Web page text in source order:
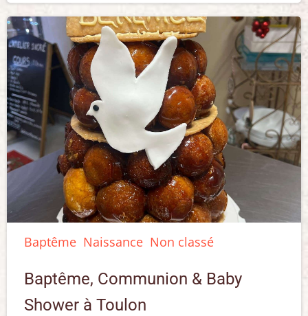
Baptême Naissance Non classé
Baptême, Communion & Baby
Shower à Toulon